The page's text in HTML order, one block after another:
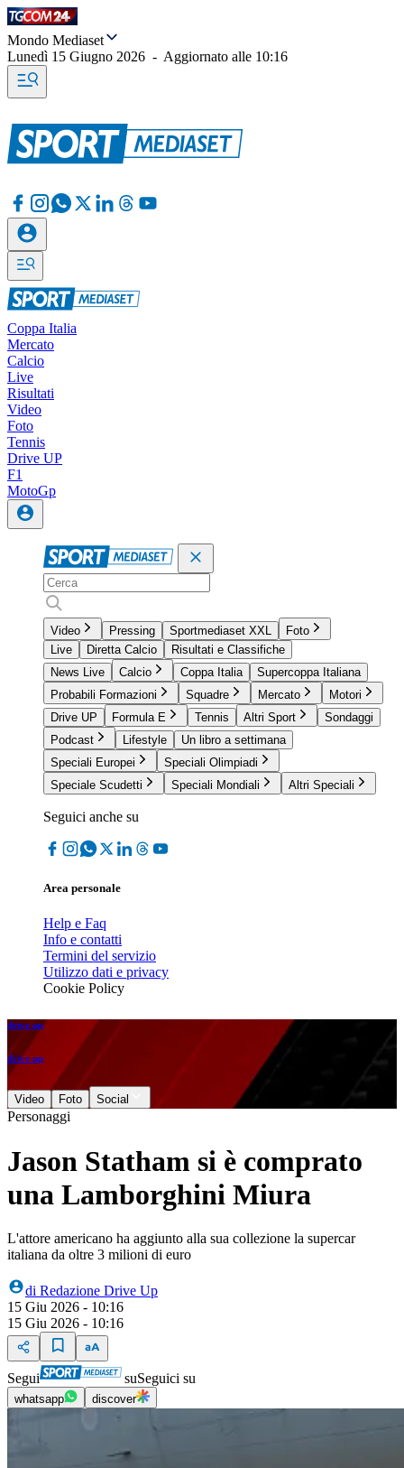
Mondo Mediaset
Lunedì 15 Giugno 2026 - Aggiornato alle 10:16
Coppa Italia
Mercato
Calcio
Live
Risultati
Video
Foto
Tennis
Drive UP
F1
MotoGp
Video Pressing Sportmediaset XXL
Foto
Live
Diretta Calcio
Risultati e Classifiche
News Live
Calcio Coppa Italia
Supercoppa Italiana
Probabili Formazioni
Squadre Mercato
Motori
Drive UP
Formula E Tennis Altri Sport
Sondaggi
Podcast
Lifestyle
Un libro a settimana
Speciali Europei
Speciali Olimpiadi
Speciale Scudetti
Speciali Mondiali Altri Speciali
Seguici anche su
Area personale
Help e Faq
Info e contatti
Termini del servizio
Utilizzo dati e privacy
Cookie Policy
drive up
drive up
Video Foto Social
Personaggi
Jason Statham si è comprato
una Lamborghini Miura
L'attore americano ha aggiunto alla sua collezione la supercar
italiana da oltre 3 milioni di euro
di Redazione Drive Up
15 Giu 2026 - 10:16
15 Giu 2026 - 10:16
Segui suSeguici su
whatsapp discover